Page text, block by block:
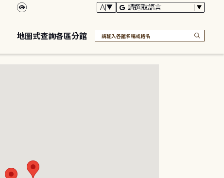
地圖式查詢各區分館